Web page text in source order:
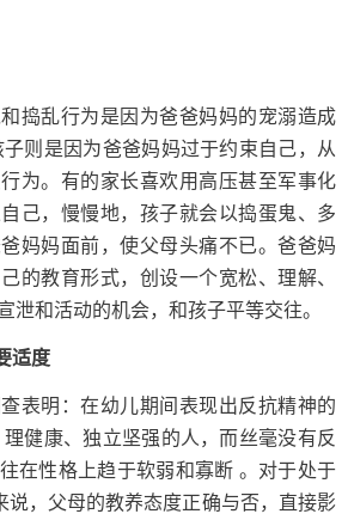
乱行为是因为爸爸妈妈的宠溺造成
则是因为爸爸妈妈过于约束自己，从
为。有的家长喜欢用高压甚至军事化
己，慢慢地，孩子就会以捣蛋鬼、多
妈妈面前，使父母头痛不已。爸爸妈
的教育形式，创设一个宽松、理解、
泄和活动的机会，和孩子平等交往。
适度
明：在幼儿期间表现出反抗精神的
健康、独立坚强的人，而丝毫没有反
在性格上趋于软弱和寡断 。对于处于
说，父母的教养态度正确与否，直接影